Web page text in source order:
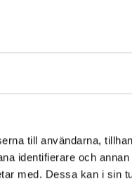
till användarna,
identifierare och
med. Dessa kan i sin